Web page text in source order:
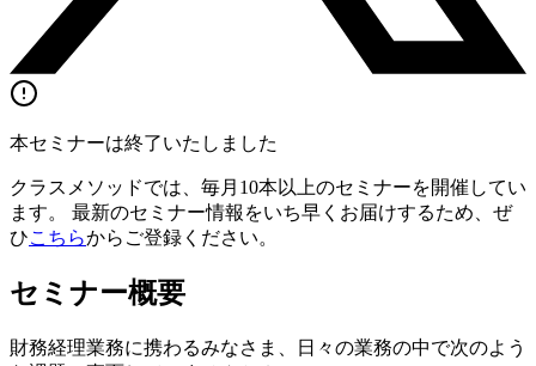
本セミナーは終了いたしました
クラスメソッドでは、毎月10本以上のセミナーを開催してい
ます。 最新のセミナー情報をいち早くお届けするため、ぜ
ひこちらからご登録ください。
セミナー概要
財務経理業務に携わるみなさま、日々の業務の中で次のよう